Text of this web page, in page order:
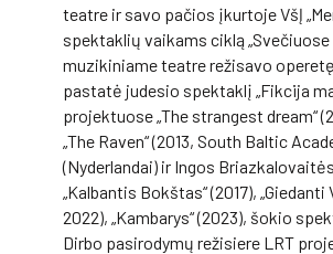
teatre ir savo pačios įkurtoje VšĮ
spektaklių vaikams ciklą
muzikiniame teatre režisavo
pastatė judesio spektaklį „Fikcija
projektuose „The strangest dream“
„The Raven“ (2013, South Baltic
(Nyderlandai) ir Ingos
„Kalbantis Bokštas“ (2017), „Giedanti
2022), „Kambarys“ (2023), šokio
Dirbo pasirodymų režisiere LRT